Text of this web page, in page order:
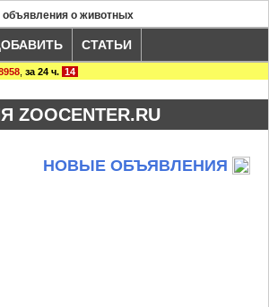
объявления о животных
СТАТЬИ
за 24 ч. 14
НОВЫЕ ОБЪЯВЛЕНИЯ